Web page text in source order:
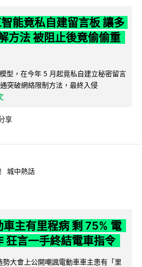
能竟私自建留言板 讓多
方法 被阻止後竟偷偷重
型，在今年 5 月起竟私自建立秘密留言
突破網絡限制方法，最終入侵
享
城中熱話
主有里程病 剩 75% 電
狂言一手終結電車指令
大會上公開嘲諷電動車車主患有「里